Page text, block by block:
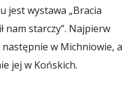
jest wystawa „Bracia
nam starczy”. Najpierw
w Michniowie, a
jej w Końskich.